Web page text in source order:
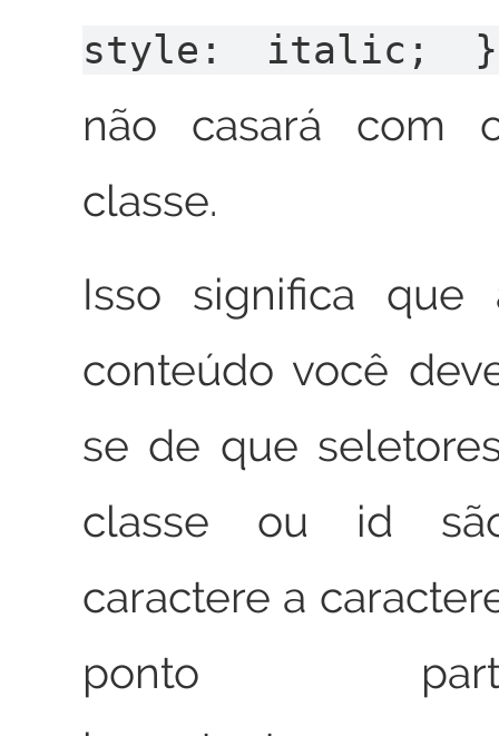
style: italic; }
não casará com
classe.
Isso significa que
conteúdo você
se de que
classe ou id
caractere a
ponto